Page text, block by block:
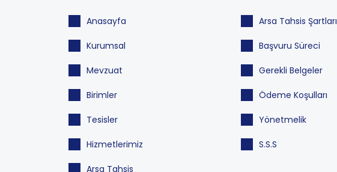
Anasayfa
Kurumsal
Mevzuat
Birimler
Tesisler
Hizmetlerimiz
Arsa Tahsis
Arsa Tahsis Şartları
Başvuru Süreci
Gerekli Belgeler
Ödeme Koşulları
Yönetmelik
S.S.S